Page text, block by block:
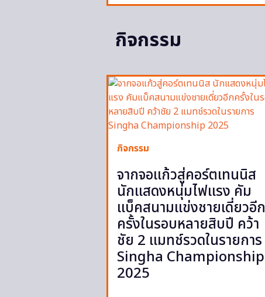
กิจกรรม
กิจกรรม
จากจอแก้วสู่คอร์ตเทนนิส
นักแสดงหนุ่มไฟแรง คัม
แบ็คสนามแข่งชายเดี่ยวอีก
ครั้งในรอบหลายสิบปี คว้า
ชัย 2 แมทช์รวดในรายการ
Singha Championship
2025